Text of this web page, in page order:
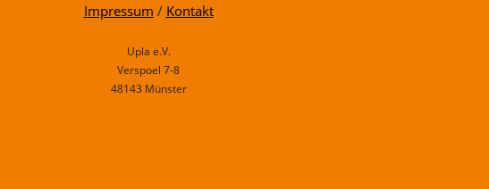
Impressum / Kontakt
Upla e.V.
Verspoel 7-8
48143 Münster